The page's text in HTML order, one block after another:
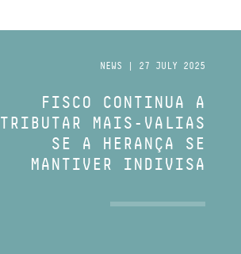
NEWS | 27 JULY 2025
FISCO CONTINUA A
TRIBUTAR MAIS-VALIAS
SE A HERANÇA SE
MANTIVER INDIVISA